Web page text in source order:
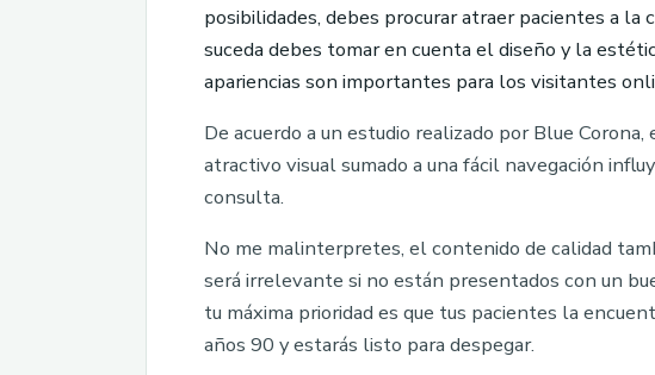
posibilidades, debes procurar atraer pacientes a
suceda debes tomar en cuenta el diseño y la
apariencias son importantes para los visitantes
De acuerdo a un estudio realizado por Blue
atractivo visual sumado a una fácil navegación
consulta.
No me malinterpretes, el contenido de calidad
será irrelevante si no están presentados con un
tu máxima prioridad es que tus pacientes la
años 90 y estarás listo para despegar.